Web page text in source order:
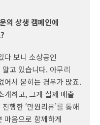
의 상생 캠페인에
다 보니 소상공인
고 있습니다. 아무리
어서 묻히는 경우가 많죠.
개하고, 그게 실제 매출
행한 ‘만원리뷰’를 통해
마음으로 함께하게